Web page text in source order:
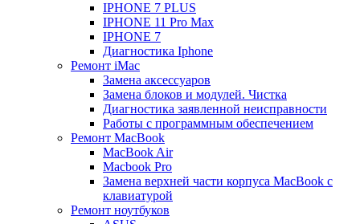
IPHONE 7 PLUS
IPHONE 11 Pro Max
IPHONE 7
Диагностика Iphone
Ремонт iMac
Замена аксессуаров
Замена блоков и модулей. Чистка
Диагностика заявленной неисправности
Работы с программным обеспечением
Ремонт MacBook
MacBook Air
Macbook Pro
Замена верхней части корпуса MacBook с
клавиатурой
Ремонт ноутбуков